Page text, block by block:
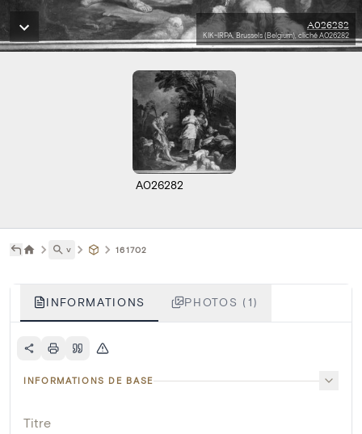
A026282
KIK-IRPA, Brussels (Belgium), cliché A026282
A026282
˅ 161702
INFORMATIONS PHOTOS (1)
INFORMATIONS DE BASE
Titre